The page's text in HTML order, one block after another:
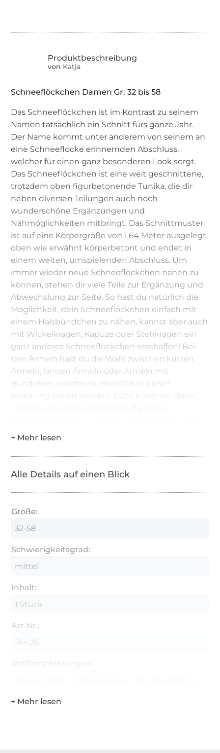
von Katja
Schneeflöckchen Damen Gr. 32 bis 58
Das Schneeflöckchen ist im Kontrast zu seinem
Namen tatsächlich ein Schnitt fürs ganze Jahr.
Der Name kommt unter anderem von seinem an
eine Schneeflocke erinnernden Abschluss,
welcher für einen ganz besonderen Look sorgt.
Das Schneeflöckchen ist eine weit geschnittene,
trotzdem oben figurbetonende Tunika, die dir
neben diversen Teilungen auch noch
wunderschöne Ergänzungen und
Nähmöglichkeiten mitbringt. Das Schnittmuster
ist auf eine Körpergröße von 1,64 Meter ausgelegt,
oben wie erwähnt körperbetont und endet in
einem weiten, umspielenden Abschluss. Um
immer wieder neue Schneeflöckchen nähen zu
können, stehen dir viele Teile zur Ergänzung und
Abwechslung zur Seite. So hast du natürlich die
Möglichkeit, dein Schneeflöckchen einfach mit
einem Halsbündchen zu nähen, kannst aber auch
mit Wickelkragen, Kapuze oder Stehkragen ein
ganz anderes Schneeflöckchen erschaffen! Bei
den Ärmeln hast du die Wahl zwischen kurzen
Ärmeln, langen Ärmeln oder Ärmeln mit
Bündchen, welche dir ebenfalls in dieser
Schnittmuster enthält auch Abnäher, welche den
bleibt noch die Möglichkeit, das Schneeflöcken
auf der Front, Rückseite oder komplett mit
besten gleich die tollen Designbeispiele weiter
hinten im Ebook an, um viele tolle Inspirationen
Ebenen
Schnittmuster zum Ausdrucken in A0 inkl.
Ebenen
Abdruck oder Verkauf sowie das Vervielfältigen
Alle Details auf einen Blick
Größe:
32-58
Schwierigkeitsgrad:
mittel
Inhalt:
1 Stück
Art.Nr.:
RH-26